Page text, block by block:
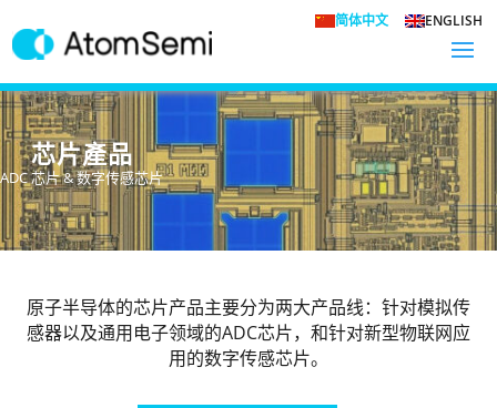
简体中文 ENGLISH
芯片產品
ADC 芯片 & 数字传感芯片
原子半导体的芯片产品主要分为两大产品线：针对模拟传
感器以及通用电子领域的ADC芯片，和针对新型物联网应
用的数字传感芯片。